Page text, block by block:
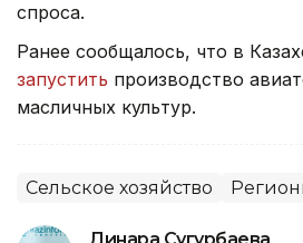
спроса.
Ранее сообщалось, что в
запустить производство
масличных культур.
Сельское хозяйство